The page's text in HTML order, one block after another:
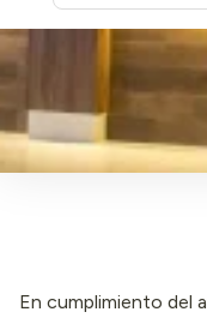
En cumplimiento del